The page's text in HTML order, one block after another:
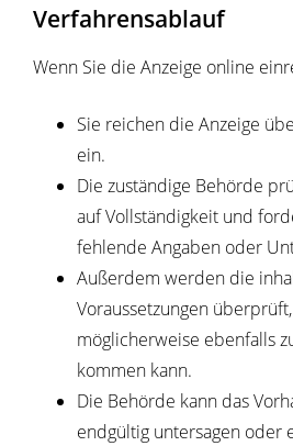
Verfahrensablauf
Wenn Sie die Anzeige online
Sie reichen die Anzeige
ein.
Die zuständige Behörde
auf Vollständigkeit und
fehlende Angaben oder
Außerdem werden die
Voraussetzungen
möglicherweise ebenfalls
kommen kann.
Die Behörde kann das
endgültig untersagen oder